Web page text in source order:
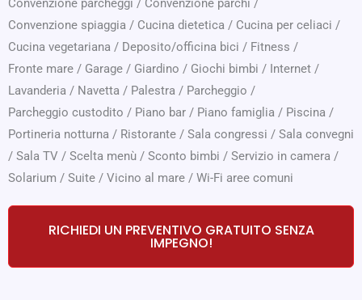
Convenzione parcheggi / Convenzione parchi /
Convenzione spiaggia / Cucina dietetica / Cucina per celiaci /
Cucina vegetariana / Deposito/officina bici / Fitness /
Fronte mare / Garage / Giardino / Giochi bimbi / Internet /
Lavanderia / Navetta / Palestra / Parcheggio /
Parcheggio custodito / Piano bar / Piano famiglia / Piscina /
Portineria notturna / Ristorante / Sala congressi / Sala convegni
/ Sala TV / Scelta menù / Sconto bimbi / Servizio in camera /
Solarium / Suite / Vicino al mare / Wi-Fi aree comuni
RICHIEDI UN PREVENTIVO GRATUITO SENZA
IMPEGNO!